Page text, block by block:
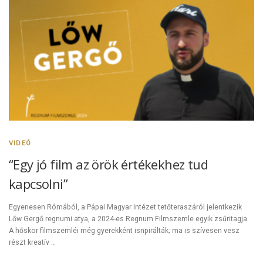
VIDEÓ
“Egy jó film az örök értékekhez tud
kapcsolni”
Egyenesen Rómából, a Pápai Magyar Intézet tetőteraszáról jelentkezik
Lőw Gergő regnumi atya, a 2024-es Regnum Filmszemle egyik zsűritagja.
A hőskor filmszemléi még gyerekként isnpirálták; ma is szívesen vesz
részt kreatív …